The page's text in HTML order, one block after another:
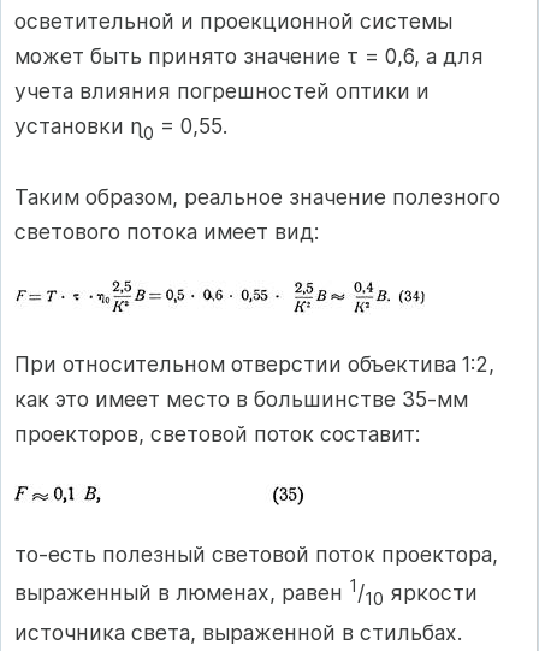
осветительной и проекционной системы
может быть принято значение τ = 0,6, а для
учета влияния погрешностей оптики и
установки ɳ0 = 0,55.
Таким образом, реальное значение полезного
светового потока имеет вид:
При относительном отверстии объектива 1:2,
как это имеет место в большинстве 35-мм
проекторов, световой поток составит:
то-есть полезный световой поток проектора,
выраженный в люменах, равен 1/10 яркости
источника света, выраженной в стильбах.